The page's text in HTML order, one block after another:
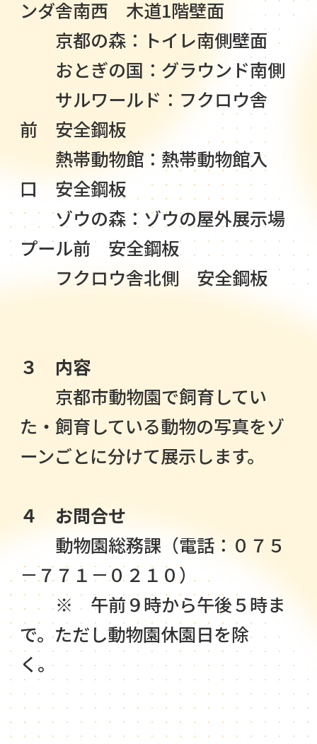
ンダ舎南西 木道1階壁面
京都の森：トイレ南側壁面
おとぎの国：グラウンド南側
サルワールド：フクロウ舎
前 安全鋼板
熱帯動物館：熱帯動物館入
口 安全鋼板
ゾウの森：ゾウの屋外展示場
プール前 安全鋼板
フクロウ舎北側 安全鋼板
３ 内容
京都市動物園で飼育してい
た・飼育している動物の写真をゾ
ーンごとに分けて展示します。
４
お問合せ
動物園総務課（電話：０７５
－７７１－０２１０）
※ 午前９時から午後５時ま
で。ただし動物園休園日を除
く。